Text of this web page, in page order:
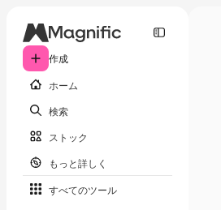
作成
ホーム
検索
ストック
もっと詳しく
すべてのツール